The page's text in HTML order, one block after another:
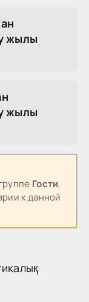
жылы
жылы
Гости,
к данной